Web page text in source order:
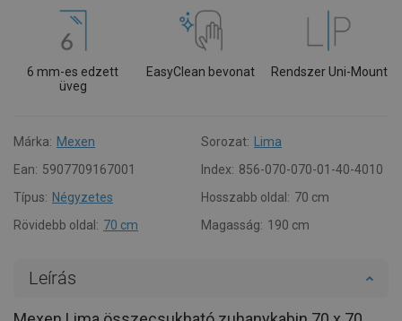
6 mm-es edzett
üveg
EasyClean bevonat Rendszer Uni-Mount
Márka: Mexen Sorozat:
Lima
Ean: 5907709167001 Index: 856-070-070-01-40-4010
Típus: Négyzetes Hosszabb oldal: 70 cm
Rövidebb oldal: 70 cm Magasság: 190 cm
Leírás